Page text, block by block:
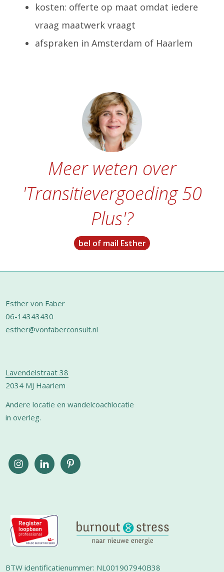
kosten: offerte op maat omdat iedere
vraag maatwerk vraagt
afspraken in Amsterdam of Haarlem
Meer weten over
'Transitievergoeding 50
Plus'?
bel of mail Esther
Footer
Esther von Faber
06-14343430
esther@vonfaberconsult.nl
Lavendelstraat 38
2034 MJ Haarlem
Andere locatie en wandelcoachlocatie
in overleg.
BTW identificatienummer: NL001907940B38